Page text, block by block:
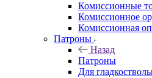
Комиссионные
Комиссионное
Комиссионная
Патроны
Назад
Патроны
Для